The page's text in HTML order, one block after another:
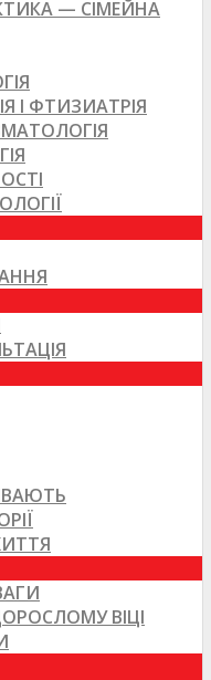
— СІМЕЙНА
І ФТИЗИАТРІЯ
ВІЦІ